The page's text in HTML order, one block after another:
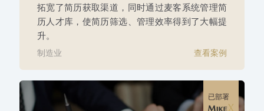
拓宽了简历获取渠道，同时通过麦客系统管理简
历人才库，使简历筛选、管理效率得到了大幅提
升。
制造业 查看案例
已部署